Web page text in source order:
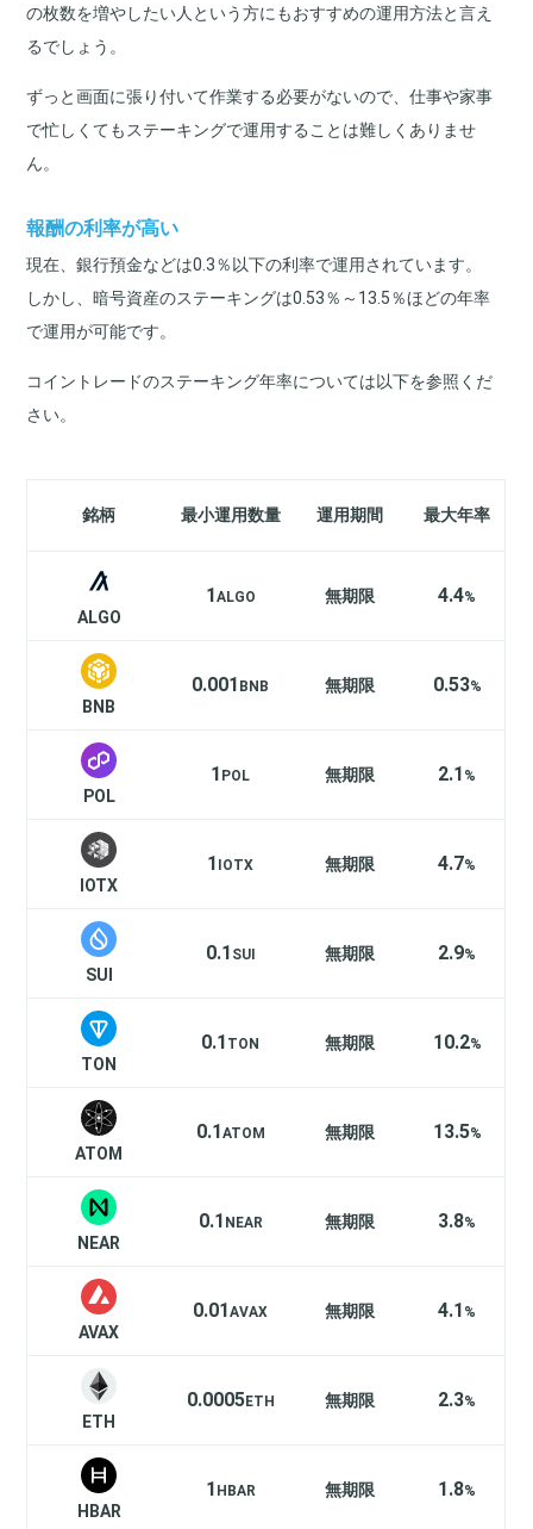
の枚数を増やしたい人という方にもおすすめの運用方法と言え
るでしょう。
ずっと画面に張り付いて作業する必要がないので、仕事や家事
で忙しくてもステーキングで運用することは難しくありませ
ん。
報酬の利率が高い
現在、銀行預金などは0.3％以下の利率で運用されています。
しかし、暗号資産のステーキングは0.53％～ 13.5％ほどの年率
で運用が可能です。
コイントレードのステーキング年率については以下を参照くだ
さい。
銘柄 最小運用数量 運用期間 最大年率
ALGO
1ALGO 無期限 4.4%
BNB
0.001 BNB 無期限 0.53%
POL
1 POL 無期限 2.1 %
IOTX
1 IOTX 無期限 4.7%
SUI
0.1 SUI 無期限 2.9%
TON
0.1 TON 無期限 10.2%
ATOM
0.1ATOM 無期限 13.5%
NEAR
0.1 NEAR 無期限 3.8%
AVAX
0.01AVAX 無期限 4.1 %
ETH
0.0005ETH 無期限 2.3%
HBAR
1 HBAR 無期限 1.8%